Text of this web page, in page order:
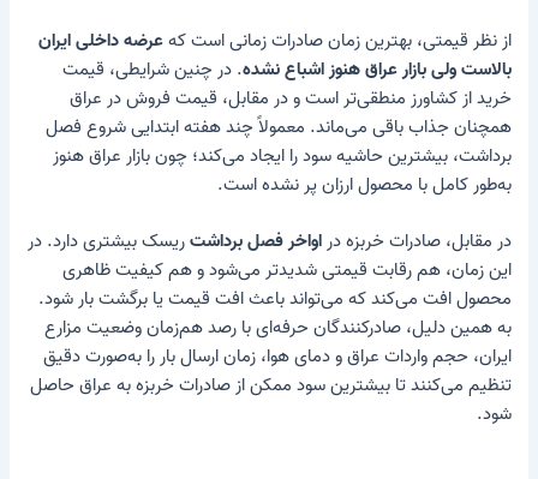
از نظر قیمتی، بهترین زمان صادرات زمانی است کهعرضه داخلی ایران
بالاست ولی بازار عراق هنوز اشباع نشده. در چنین شرایطی، قیمت
خرید از کشاورز منطقی‌تر است و در مقابل، قیمت فروش در عراق
همچنان جذاب باقی می‌ماند. معمولاً چند هفته ابتدایی شروع فصل
برداشت، بیشترین حاشیه سود را ایجاد می‌کند؛ چون بازار عراق هنوز
به‌طور کامل با محصول ارزان پر نشده است.
در مقابل، صادرات خربزه دراواخر فصل برداشتریسک بیشتری دارد. در
این زمان، هم رقابت قیمتی شدیدتر می‌شود و هم کیفیت ظاهری
محصول افت می‌کند که می‌تواند باعث افت قیمت یا برگشت بار شود.
به همین دلیل، صادرکنندگان حرفه‌ای با رصد هم‌زمان وضعیت مزارع
ایران، حجم واردات عراق و دمای هوا، زمان ارسال بار را به‌صورت دقیق
تنظیم می‌کنند تا بیشترین سود ممکن از صادرات خربزه به عراق حاصل
شود.